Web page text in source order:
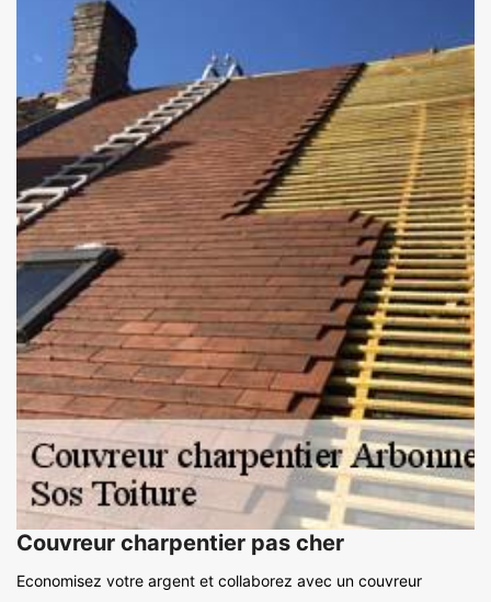
Couvreur charpentier pas cher
Economisez votre argent et collaborez avec un couvreur